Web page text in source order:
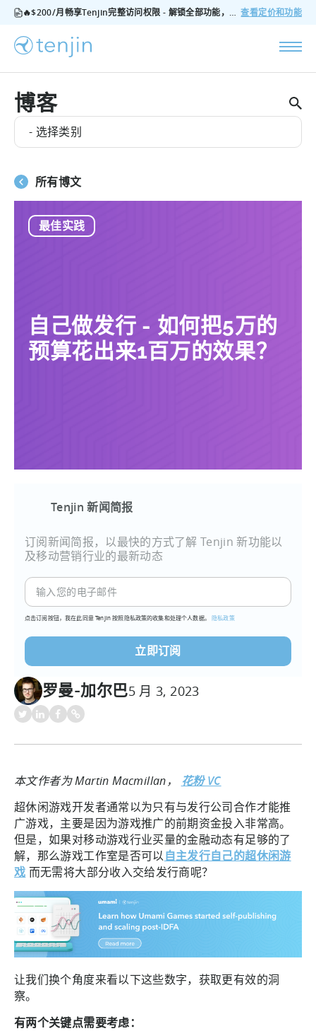
🔥$200/月畅享Tenjin完整访问权限 - 解锁全部功能，无隐藏费用，随时可取消 查看定价和功能
博客
- 选择类别
所有博文
最佳实践
自己做发行 - 如何把5万的
预算花出来1百万的效果？
Tenjin 新闻简报
订阅新闻简报，以最快的方式了解 Tenjin 新功能以
及移动营销行业的最新动态
点击订阅按钮，我在此同意 Tenjin 按照隐私政策的收集和处理个人数据。隐私政策
罗曼-加尔巴5 月 3, 2023
本文作者为 Martin Macmillan，
花粉 VC
超休闲游戏开发者通常以为只有与发行公司合作才能推
广游戏，主要是因为游戏推广的前期资金投入非常高。
但是，如果对移动游戏行业买量的金融动态有足够的了
解，那么游戏工作室是否可以自主发行自己的超休闲游
戏 而无需将大部分收入交给发行商呢？
让我们换个角度来看以下这些数字，获取更有效的洞
察。
有两个关键点需要考虑：